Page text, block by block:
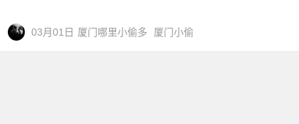
03月01日 厦门哪里小偷多 厦门小偷